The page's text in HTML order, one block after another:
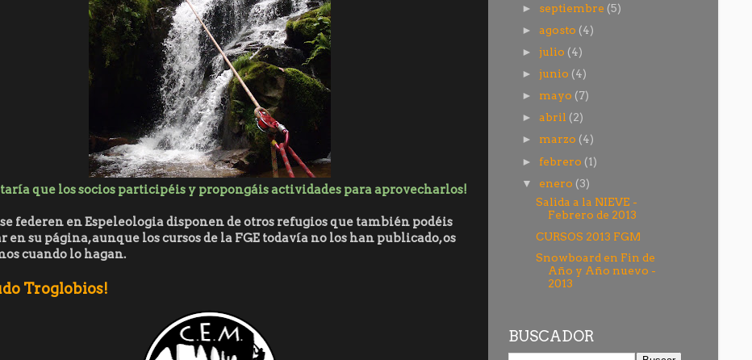
que los socios participéis y propongáis actividades para aprovecharlos!
se federen en Espeleologia disponen de otros refugios que también podéis
en su página, aunque los cursos de la FGE todavía no los han publicado, os
cuando lo hagan.
Troglobios!
► septiembre (5)
► agosto (4)
►julio (4)
►junio (4)
► mayo (7)
► abril (2)
► marzo (4)
► febrero (1)
▼ enero (3)
Salida a la NIEVE -
Febrero de 2013
CURSOS 2013 FGM
Snowboard en Fin de
Año y Año nuevo -
2013
BUSCADOR